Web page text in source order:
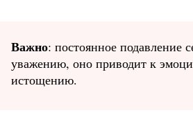
Важно: постоянное подавление
уважению, оно приводит к
истощению.